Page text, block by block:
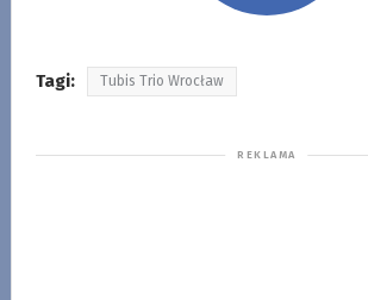
Tagi: Tubis Trio Wrocław